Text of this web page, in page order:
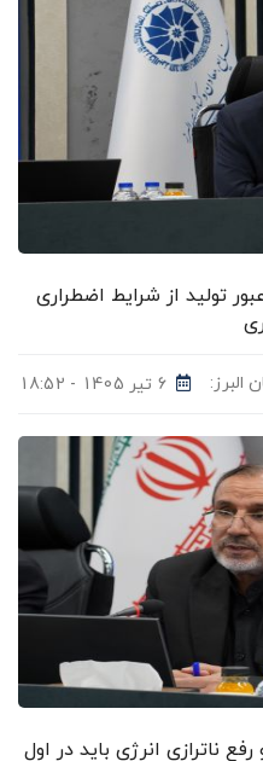
تولید از شرایط اضطراری
6 تیر 1405 - 18:52
ناترازی انرژی باید در اول